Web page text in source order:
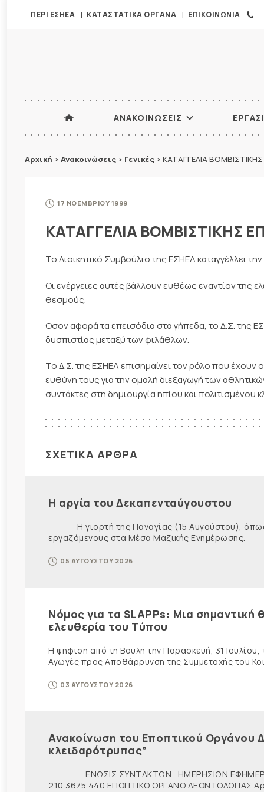
ΠΕΡΙ ΕΣΗΕΑ ΚΑΤΑΣΤΑΤΙΚΑ ΟΡΓΑΝΑ ΕΠΙΚΟΙΝΩΝΙΑ
ΑΝΑΚΟΙΝΩΣΕΙΣ
Αρχική > Ανακοινώσεις > Γενικές > ΚΑΤΑΓΓΕΛΙΑ
17 ΝΟΕΜΒΡΙΟΥ 1999
ΚΑΤΑΓΓΕΛΙΑ ΒΟΜΒΙΣΤΙΚΗΣ
Το Διοικητικό Συμβούλιο της ΕΣΗΕΑ καταγγέλλει
Οι ενέργειες αυτές βάλλουν ευθέως εναντίον της
θεσμούς.
Οσον αφορά τα επεισόδια στα γήπεδα, το Δ.Σ. της
δυσπιστίας μεταξύ των φιλάθλων.
Το Δ.Σ. της ΕΣΗΕΑ επισημαίνει τον ρόλο που έχουν
ευθύνη τους για την ομαλή διεξαγωγή των
συντάκτες στη δημιουργία ηπίου και πολιτισμένου
ΣΧΕΤΙΚΑ ΑΡΘΡΑ
Η αργία του Δεκαπενταύγουστου
Η γιορτή της Παναγίας (15 Αυγούστου), όπως
εργαζόμενους στα Μέσα Μαζικής Ενημέρωσης.
05 ΑΥΓΟΥΣΤΟΥ 2026
Νόμος για τα SLAPPs: Μια σημαντική
ελευθερία του Τύπου
Η ψήφιση από τη Βουλή την Παρασκευή, 31 Ιουλίου,
Αγωγές προς Αποθάρρυνση της Συμμετοχής του
03 ΑΥΓΟΥΣΤΟΥ 2026
Ανακοίνωση του Εποπτικού Οργάνου
κλειδαρότρυπας”
ΕΝΩΣΙΣ ΣΥΝΤΑΚΤΩΝ ΗΜΕΡΗΣΙΩΝ
210 3675 440 ΕΠΟΠΤΙΚΟ ΟΡΓΑΝΟ ΔΕΟΝΤΟΛΟΓΙΑΣ